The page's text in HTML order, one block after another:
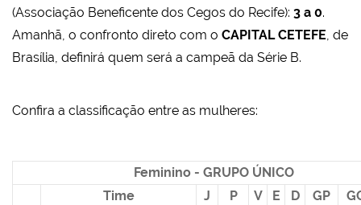
(Associação Beneficente dos Cegos do Recife): 3 a 0.
Amanhã, o confronto direto com o CAPITAL CETEFE, de
Brasília, definirá quem será a campeã da Série B.
Confira a classificação entre as mulheres:
Feminino - GRUPO ÚNICO
Time
J P V E D GP